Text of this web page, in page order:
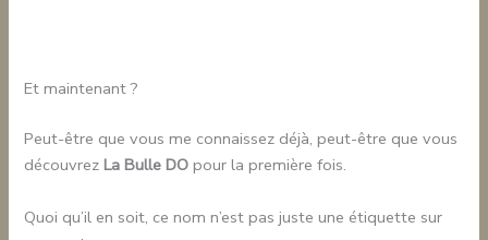
Et maintenant ?
Peut-être que vous me connaissez déjà, peut-être que vous
découvrezLa Bulle DO pour la première fois.
Quoi qu’il en soit, ce nom n’est pas juste une étiquette sur